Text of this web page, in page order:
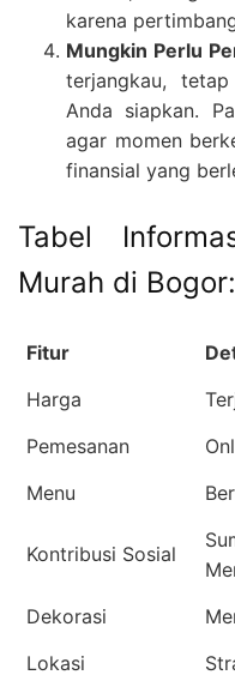
karena
Mungkin Perlu
terjangkau,
Anda siapkan.
agar momen
finansial yang
Tabel
Murah di Bogor:
Fitur
Harga
Pemesanan
Menu
Kontribusi Sosial
Dekorasi
Lokasi